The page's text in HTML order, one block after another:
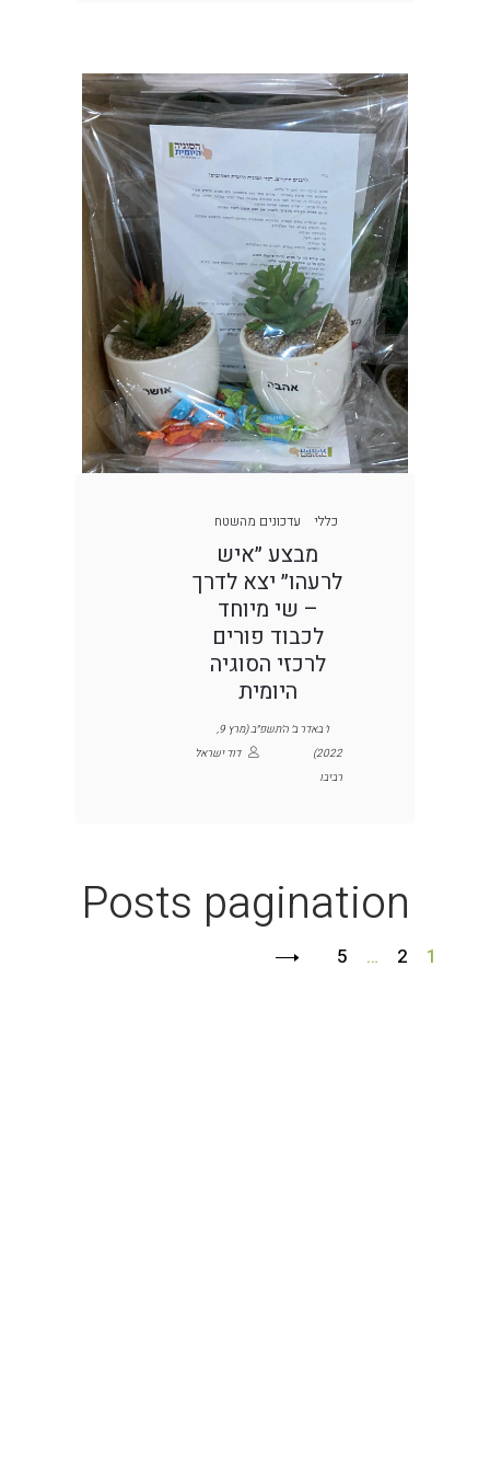
כללי עדכונים מהשטח
מבצע ״איש
לרעהו״ יצא לדרך
– שי מיוחד
לכבוד פורים
לרכזי הסוגיה
היומית
ו׳ באדר ב׳ ה׳תשפ״ב (מרץ 9,
2022)
דוד ישראל
רביבו
Posts pagination
1
2
…
5